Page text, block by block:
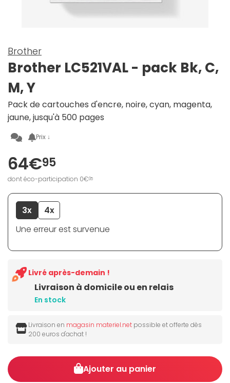
Brother
Brother LC521VAL - pack Bk, C,
M, Y
Pack de cartouches d'encre, noire, cyan, magenta,
jaune, jusqu'à 500 pages
Prix ↓
64€95
dont éco-participation 0€05
3x
4x
Une erreur est survenue
Livraison à domicile ou en relais
En stock
Livré après-demain !
Livraison en magasin materiel.net possible et offerte dès
200 euros d'achat !
Ajouter au panier